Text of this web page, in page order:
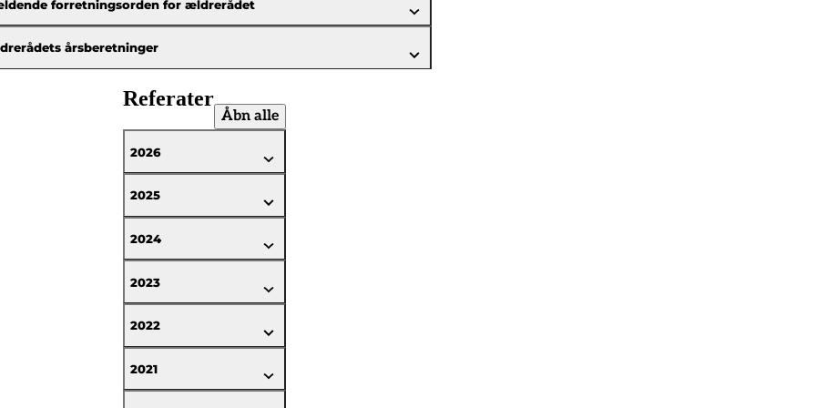
forretningsorden for ældrerådet
årsberetninger
Referater
Åbn alle
2026
2025
2024
2023
2022
2021